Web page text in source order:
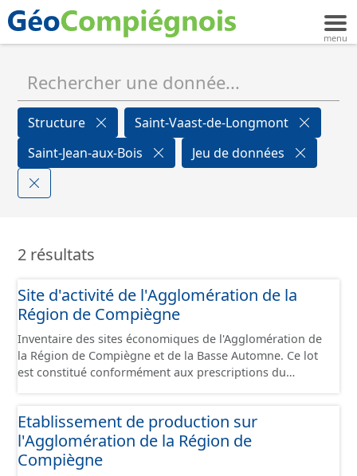
Structure
Saint-Vaast-de-Longmont
Saint-Jean-aux-Bois
Jeu de données
2 résultats
Site d'activité de l'Agglomération de la
Région de Compiègne
Inventaire des sites économiques de l'Agglomération de
la Région de Compiègne et de la Basse Automne. Ce lot
est constitué conformément aux prescriptions du
Etablissement de production sur
l'Agglomération de la Région de
Compiègne